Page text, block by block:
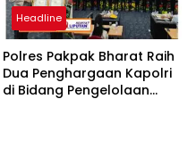
Headline
Polres Pakpak Bharat Raih
Dua Penghargaan Kapolri
di Bidang Pengelolaan